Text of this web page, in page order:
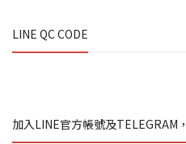
LINE QC CODE
加入LINE官方帳號及TELEGRAM